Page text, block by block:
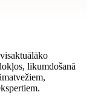
likumdošanā